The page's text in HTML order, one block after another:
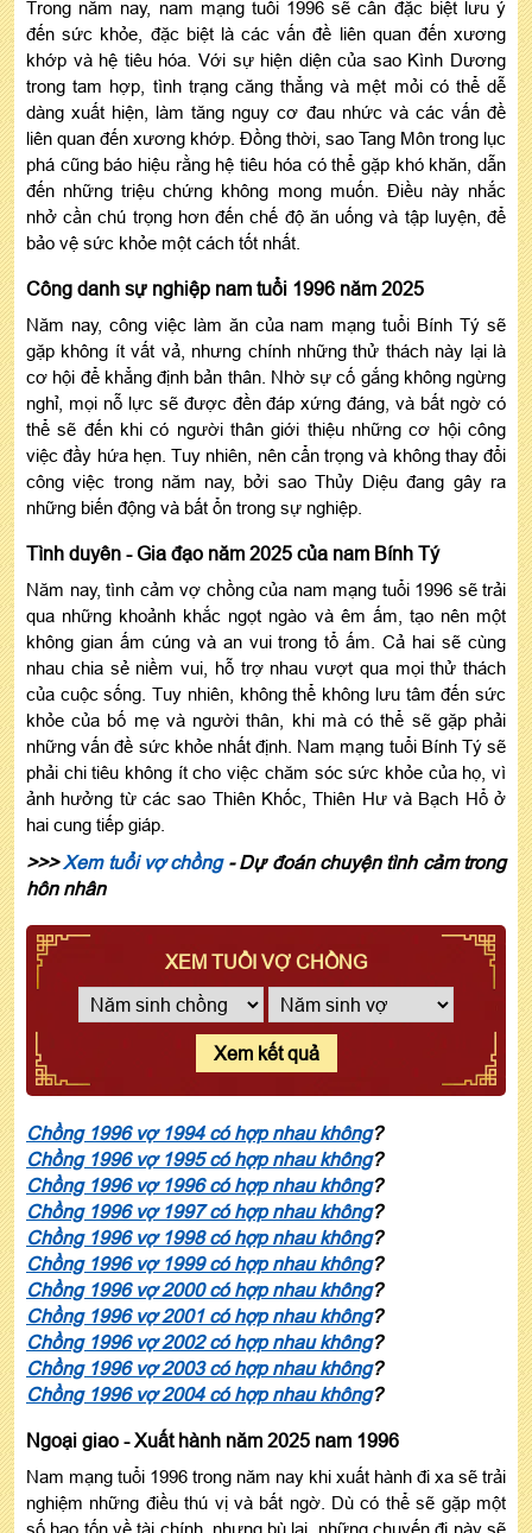
Trong năm nay, nam mạng tuổi 1996 sẽ cần đặc biệt lưu ý
đến sức khỏe, đặc biệt là các vấn đề liên quan đến xương
khớp và hệ tiêu hóa. Với sự hiện diện của sao Kình Dương
trong tam hợp, tình trạng căng thẳng và mệt mỏi có thể dễ
dàng xuất hiện, làm tăng nguy cơ đau nhức và các vấn đề
liên quan đến xương khớp. Đồng thời, sao Tang Môn trong lục
phá cũng báo hiệu rằng hệ tiêu hóa có thể gặp khó khăn, dẫn
đến những triệu chứng không mong muốn. Điều này nhắc
nhở cần chú trọng hơn đến chế độ ăn uống và tập luyện, để
bảo vệ sức khỏe một cách tốt nhất.
Công danh sự nghiệp nam tuổi 1996 năm 2025
Năm nay, công việc làm ăn của nam mạng tuổi Bính Tý sẽ
gặp không ít vất vả, nhưng chính những thử thách này lại là
cơ hội để khẳng định bản thân. Nhờ sự cố gắng không ngừng
nghỉ, mọi nỗ lực sẽ được đền đáp xứng đáng, và bất ngờ có
thể sẽ đến khi có người thân giới thiệu những cơ hội công
việc đầy hứa hẹn. Tuy nhiên, nên cẩn trọng và không thay đổi
công việc trong năm nay, bởi sao Thủy Diệu đang gây ra
những biến động và bất ổn trong sự nghiệp.
Tình duyên - Gia đạo năm 2025 của nam Bính Tý
Năm nay, tình cảm vợ chồng của nam mạng tuổi 1996 sẽ trải
qua những khoảnh khắc ngọt ngào và êm ấm, tạo nên một
không gian ấm cúng và an vui trong tổ ấm. Cả hai sẽ cùng
nhau chia sẻ niềm vui, hỗ trợ nhau vượt qua mọi thử thách
của cuộc sống. Tuy nhiên, không thể không lưu tâm đến sức
khỏe của bố mẹ và người thân, khi mà có thể sẽ gặp phải
những vấn đề sức khỏe nhất định. Nam mạng tuổi Bính Tý sẽ
phải chi tiêu không ít cho việc chăm sóc sức khỏe của họ, vì
ảnh hưởng từ các sao Thiên Khốc, Thiên Hư và Bạch Hổ ở
hai cung tiếp giáp.
>>>Xem tuổi vợ chồng- Dự đoán chuyện tình cảm trong
hôn nhân
XEM TUỔI VỢ CHỒNG
Xem kết quả
Chồng 1996 vợ 1994 có hợp nhau không?
Chồng 1996 vợ 1995 có hợp nhau không?
Chồng 1996 vợ 1996 có hợp nhau không?
Chồng 1996 vợ 1997 có hợp nhau không?
Chồng 1996 vợ 1998 có hợp nhau không?
Chồng 1996 vợ 1999 có hợp nhau không?
Chồng 1996 vợ 2000 có hợp nhau không?
Chồng 1996 vợ 2001 có hợp nhau không?
Chồng 1996 vợ 2002 có hợp nhau không?
Chồng 1996 vợ 2003 có hợp nhau không?
Chồng 1996 vợ 2004 có hợp nhau không?
Ngoại giao - Xuất hành năm 2025 nam 1996
Nam mạng tuổi 1996 trong năm nay khi xuất hành đi xa sẽ trải
nghiệm những điều thú vị và bất ngờ. Dù có thể sẽ gặp một